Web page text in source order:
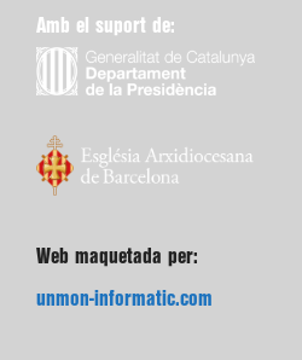
Amb el suport de:
Web maquetada per:
unmon-informatic.com